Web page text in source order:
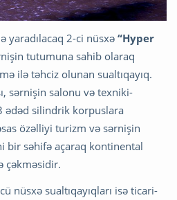
yaradılacaq 2-ci nüsxə “Hyper
tutumuna sahib olaraq
ilə təhciz olunan sualtıqayıq.
sərnişin salonu və texniki-
ədəd silindrik korpuslara
özəlliyi turizm və sərnişin
bir səhifə açaraq kontinental
çəkməsidir.
nüsxə sualtıqayıqları isə ticari-